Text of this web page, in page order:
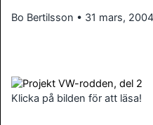
Bo Bertilsson • 31 mars, 2004
Klicka på bilden för att läsa!